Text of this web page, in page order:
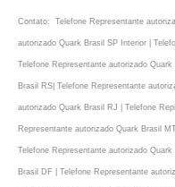
Contato: Telefone Representante
autorizado Quark Brasil SP Interior |
Telefone Representante autorizado
Brasil RS| Telefone Representante
autorizado Quark Brasil RJ | Telefone
Representante autorizado Quark Brasil
Telefone Representante autorizado
Brasil DF | Telefone Representante